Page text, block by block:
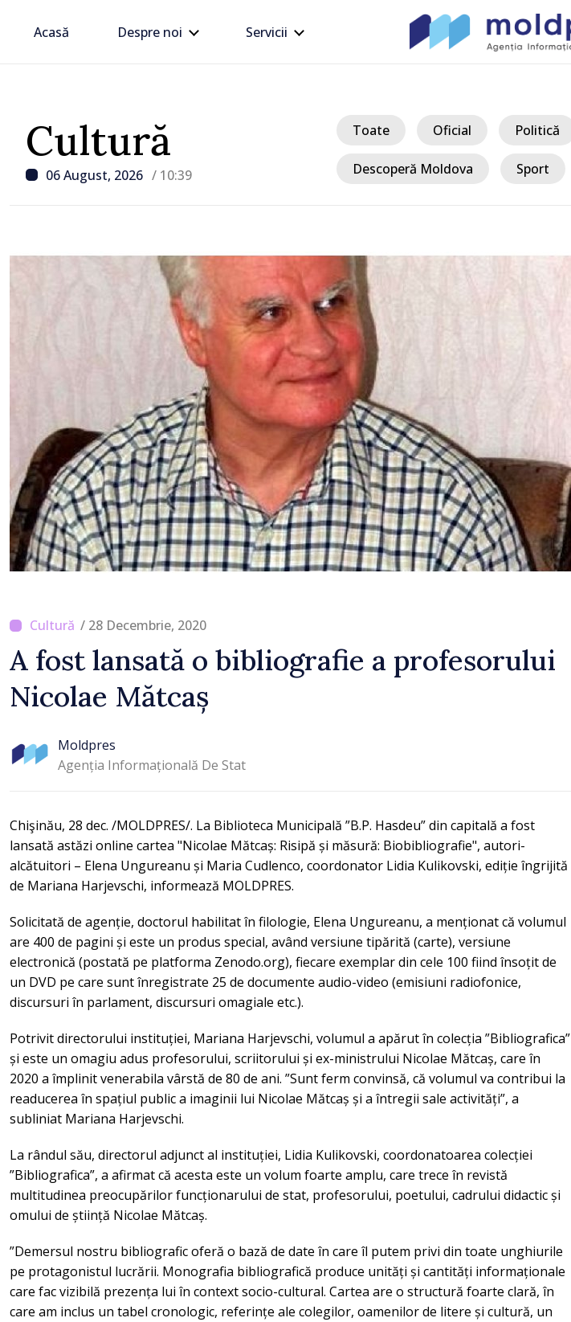
Acasă Despre noi Servicii
Cultură
06 August, 2026 / 10:39
Toate Oficial Politică
Descoperă Moldova Sport
/ 28 Decembrie, 2020
A fost lansată o bibliografie a profesorului
Nicolae Mătcaș
Moldpres
Agenția Informațională De Stat
Chişinău, 28 dec. /MOLDPRES/. La Biblioteca Municipală ”B.P. Hasdeu” din capitală a fost
lansată astăzi online cartea "Nicolae Mătcaș: Risipă și măsură: Biobibliografie", autori-
alcătuitori – Elena Ungureanu și Maria Cudlenco, coordonator Lidia Kulikovski, ediție îngrijită
de Mariana Harjevschi, informează MOLDPRES.
Solicitată de agenție, doctorul habilitat în filologie, Elena Ungureanu, a menționat că volumul
are 400 de pagini și este un produs special, având versiune tipărită (carte), versiune
electronică (postată pe platforma Zenodo.org), fiecare exemplar din cele 100 fiind însoțit de
un DVD pe care sunt înregistrate 25 de documente audio-video (emisiuni radiofonice,
discursuri în parlament, discursuri omagiale etc.).
Potrivit directorului instituției, Mariana Harjevschi, volumul a apărut în colecția ”Bibliografica”
și este un omagiu adus profesorului, scriitorului și ex-ministrului Nicolae Mătcaș, care în
2020 a împlinit venerabila vârstă de 80 de ani. ”Sunt ferm convinsă, că volumul va contribui la
readucerea în spațiul public a imaginii lui Nicolae Mătcaș și a întregii sale activități”, a
subliniat Mariana Harjevschi.
La rândul său, directorul adjunct al instituției, Lidia Kulikovski, coordonatoarea colecției
”Bibliografica”, a afirmat că acesta este un volum foarte amplu, care trece în revistă
multitudinea preocupărilor funcționarului de stat, profesorului, poetului, cadrului didactic și
omului de știință Nicolae Mătcaș.
”Demersul nostru bibliografic oferă o bază de date în care îl putem privi din toate unghiurile
pe protagonistul lucrării. Monografia bibliografică produce unități și cantități informaționale
care fac vizibilă prezența lui în context socio-cultural. Cartea are o structură foarte clară, în
care am inclus un tabel cronologic, referințe ale colegilor, oamenilor de litere și cultură, un
/ Acum 19 minute
Circulația pe drumurile naționale a
vehiculelor de mare tonaj este
restricționată pe timp de caniculă